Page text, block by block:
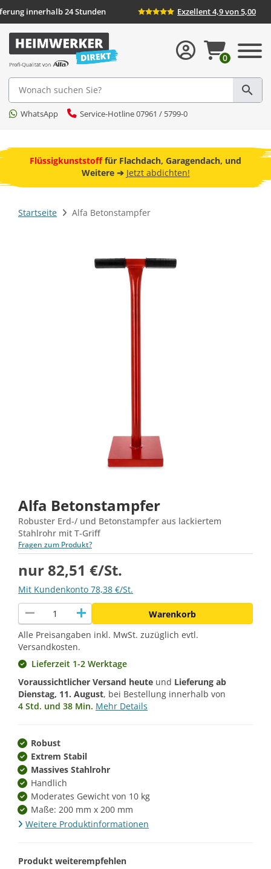
innerhalb 24 Stunden Exzellent 4,9 von 5,00
Suche
WhatsApp Service-Hotline 07961 / 5799-0
0
Flüssigkunststofffür Flachdach, Garagendach, und
Weitere ➔ Jetzt abdichten!
Startseite Alfa Betonstampfer
Alfa Betonstampfer
Robuster Erd-/ und Betonstampfer aus lackiertem
Stahlrohr mit T-Griff
Fragen zum Produkt?
nur 82,51 €/St.
Mit Kundenkonto 78,38 €/St.
remove add
Warenkorb
Alle Preisangaben inkl. MwSt. zuzüglich evtl.
Versandkosten.
Lieferzeit 1-2 Werktage
Voraussichtlicher Versand heute und Lieferung ab
Dienstag, 11. August, bei Bestellung innerhalb von
4 Std. und 38 Min. Mehr Details
Robust
Extrem Stabil
Massives Stahlrohr
Handlich
Moderates Gewicht von 10 kg
Maße: 200 mm x 200 mm
Weitere Produktinformationen
Produkt weiterempfehlen